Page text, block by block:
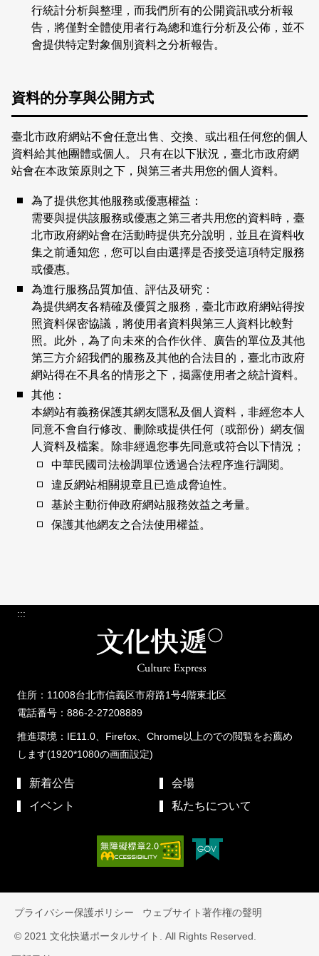
行統計分析與整理，而我們所有的公開資訊或分析報
告，將僅對全體使用者行為總和進行分析及公佈，並不
會提供特定對象個別資料之分析報告。
資料的分享與公開方式
臺北市政府網站不會任意出售、交換、或出租任何您的個人
資料給其他團體或個人。 只有在以下狀況，臺北市政府網
站會在本政策原則之下，與第三者共用您的個人資料。
為了提供您其他服務或優惠權益：
需要與提供該服務或優惠之第三者共用您的資料時，臺
北市政府網站會在活動時提供充分說明，並且在資料收
集之前通知您，您可以自由選擇是否接受這項特定服務
或優惠。
為進行服務品質加值、評估及研究：
為提供網友各精確及優質之服務，臺北市政府網站得按
照資料保密協議，將使用者資料與第三人資料比較對
照。此外，為了向未來的合作伙伴、廣告的單位及其他
第三方介紹我們的服務及其他的合法目的，臺北市政府
網站得在不具名的情形之下，揭露使用者之統計資料。
其他：
本網站有義務保護其網友隱私及個人資料，非經您本人
同意不會自行修改、刪除或提供任何（或部份）網友個
人資料及檔案。除非經過您事先同意或符合以下情況；
中華民國司法檢調單位透過合法程序進行調閱。
違反網站相關規章且已造成脅迫性。
基於主動衍伸政府網站服務效益之考量。
保護其他網友之合法使用權益。
:::
住所：11008台北市信義区市府路1号4階東北区
電話番号：886-2-27208889
推進環境：IE11.0、Firefox、Chrome以上のでの閲覧をお薦め
します(1920*1080の画面設定)
新着公告
会場
イベント
私たちについて
プライバシー保護ポリシー ウェブサイト著作権の聲明
© 2021 文化快遞ポータルサイト. All Rights Reserved.